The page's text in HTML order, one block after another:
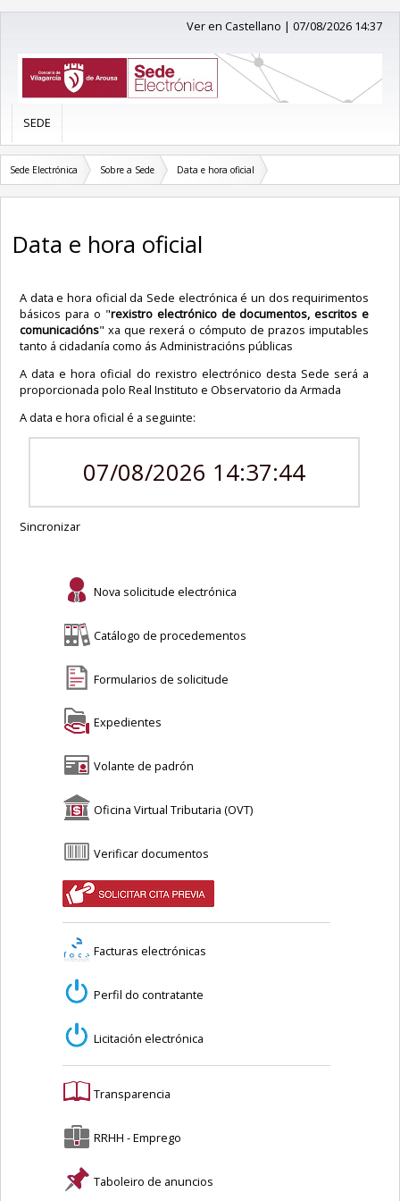
Ver en Castellano |07/08/2026 14:37
SEDE
Sede Electrónica Sobre a Sede Data e hora oficial
Data e hora oficial
A data e hora oficial da Sede electrónica é un dos requirimentos
básicos para o "rexistro electrónico de documentos, escritos e
comunicacións" xa que rexerá o cómputo de prazos imputables
tanto á cidadanía como ás Administracións públicas
A data e hora oficial do rexistro electrónico desta Sede será a
proporcionada polo Real Instituto e Observatorio da Armada
A data e hora oficial é a seguinte:
07/08/2026 14:37:44
Sincronizar
Nova solicitude electrónica
Catálogo de procedementos
Formularios de solicitude
Expedientes
Volante de padrón
Oficina Virtual Tributaria (OVT)
Verificar documentos
Facturas electrónicas
Perfil do contratante
Licitación electrónica
Transparencia
RRHH - Emprego
Taboleiro de anuncios